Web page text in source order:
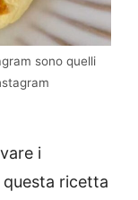
sono quelli
i
questa ricetta